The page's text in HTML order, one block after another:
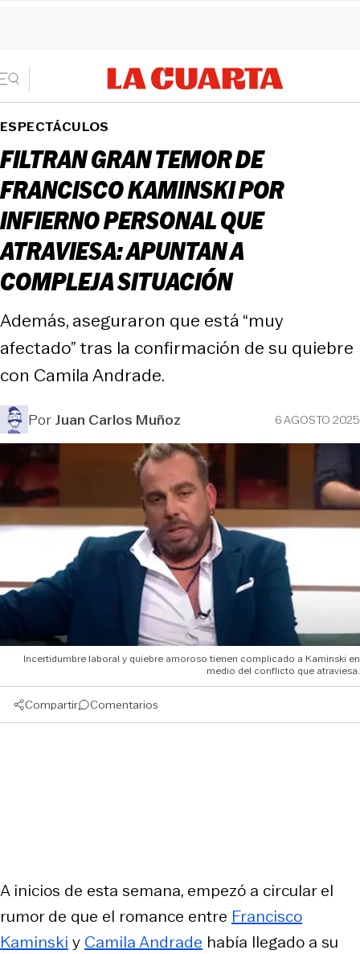
ESPECTÁCULOS
FILTRAN GRAN TEMOR DE
FRANCISCO KAMINSKI POR
INFIERNO PERSONAL QUE
ATRAVIESA: APUNTAN A
COMPLEJA SITUACIÓN
Además, aseguraron que está “muy
afectado” tras la confirmación de su quiebre
con Camila Andrade.
PorJuan Carlos Muñoz 6 AGOSTO 2025
Incertidumbre laboral y quiebre amoroso tienen complicado a Kaminski en
medio del conflicto que atraviesa.
Compartir Comentarios
A inicios de esta semana, empezó a circular el
rumor de que el romance entre Francisco
Kaminski y Camila Andrade había llegado a su